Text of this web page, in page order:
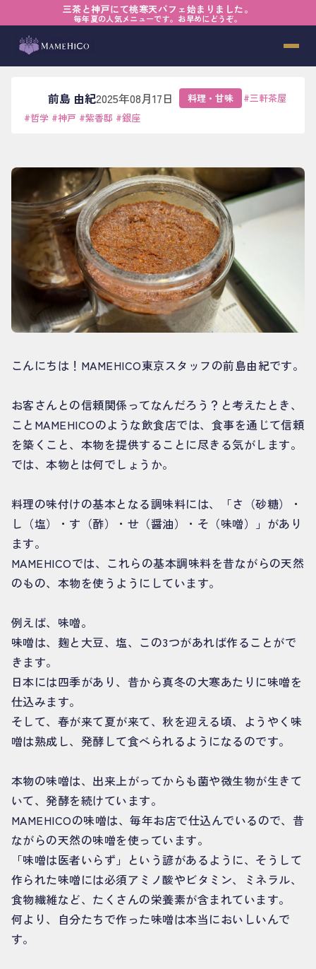
三茶と神戸にて桃寒天パフェ始まりました。
毎年夏の人気メニューです。お早めにどうぞ。
ブログ› 料理・甘味› 見えないところにある信頼
見えないところにある信頼
前島 由紀2025年08月17日 料理・甘味 #三軒茶屋
#哲学 #神戸 #紫香邸 #銀座
こんにちは！MAMEHICO東京スタッフの前島由紀です。
お客さんとの信頼関係ってなんだろう？と考えたとき、
ことMAMEHICOのような飲食店では、食事を通じて信頼
を築くこと、本物を提供することに尽きる気がします。
では、本物とは何でしょうか。
料理の味付けの基本となる調味料には、「さ（砂糖）・
し（塩）・す（酢）・せ（醤油）・そ（味噌）」があり
ます。
MAMEHICOでは、これらの基本調味料を昔ながらの天然
のもの、本物を使うようにしています。
例えば、味噌。
味噌は、麹と大豆、塩、この3つがあれば作ることがで
きます。
日本には四季があり、昔から真冬の大寒あたりに味噌を
仕込みます。
そして、春が来て夏が来て、秋を迎える頃、ようやく味
噌は熟成し、発酵して食べられるようになるのです。
本物の味噌は、出来上がってからも菌や微生物が生きて
いて、発酵を続けています。
MAMEHICOの味噌は、毎年お店で仕込んでいるので、昔
ながらの天然の味噌を使っています。
「味噌は医者いらず」という諺があるように、そうして
作られた味噌には必須アミノ酸やビタミン、ミネラル、
食物繊維など、たくさんの栄養素が含まれています。
何より、自分たちで作った味噌は本当においしいんで
す。